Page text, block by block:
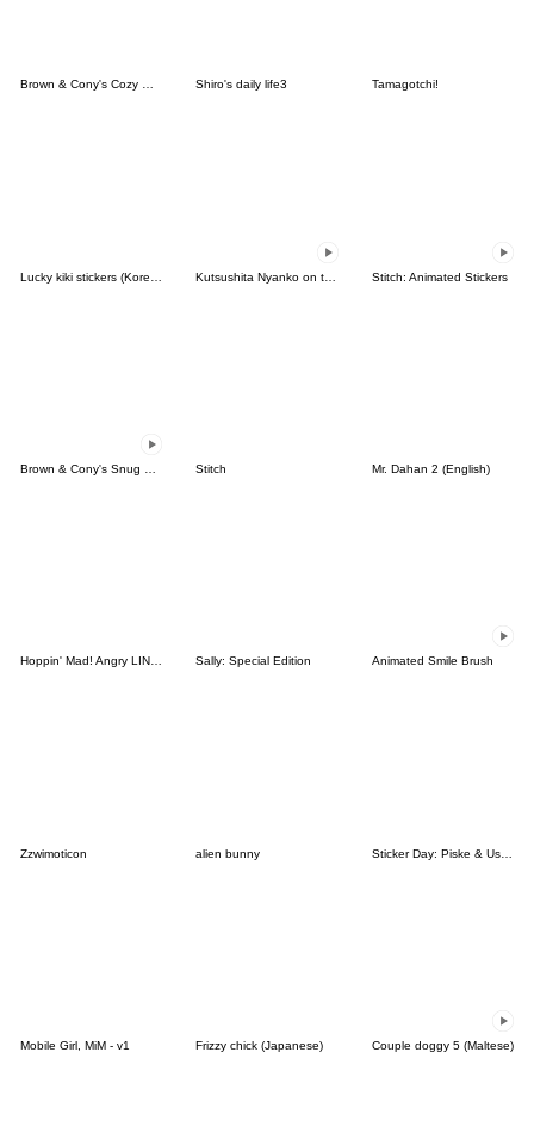
Brown & Cony's Cozy Winter Date Shiro's daily life3 Tamagotchi!
Stitch: Animated Stickers
Stitch Mr. Dahan 2 (English)
Hoppin' Mad! Angry LINE Characters Sally: Special Edition Animated Smile Brush
Zzwimoticon alien bunny Sticker Day: Piske & Usagi
Mobile Girl, MiM - v1 Frizzy chick (Japanese) Couple doggy 5 (Maltese)